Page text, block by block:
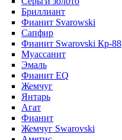
Бриллиант
Фианит Svarowski
Сапфир
Фианит Swarovski Кр-88
Муассанит
Эмаль
Фианит EQ
Жемчуг
Янтарь
Агат
Фианит
Жемчуг Swarovski